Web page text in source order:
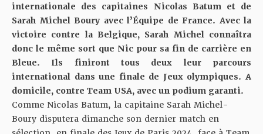
internationale des capitaines Nicolas Batum et de
Sarah Michel Boury avec l’Équipe de France. Avec la
victoire contre la Belgique, Sarah Michel connaîtra
donc le même sort que Nic pour sa fin de carrière en
Bleue. Ils finiront tous deux leur parcours
international dans une finale de Jeux olympiques. A
domicile, contre Team USA, avec un podium garanti.
Comme Nicolas Batum, la capitaine Sarah Michel-
Boury disputera dimanche son dernier match en